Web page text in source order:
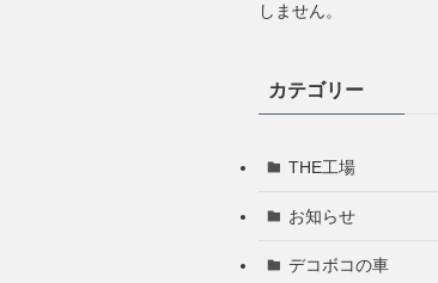
しません。
カテゴリー
THE工場
お知らせ
デコボコの車